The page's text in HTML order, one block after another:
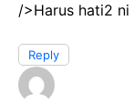
/>Harus hati2
Reply